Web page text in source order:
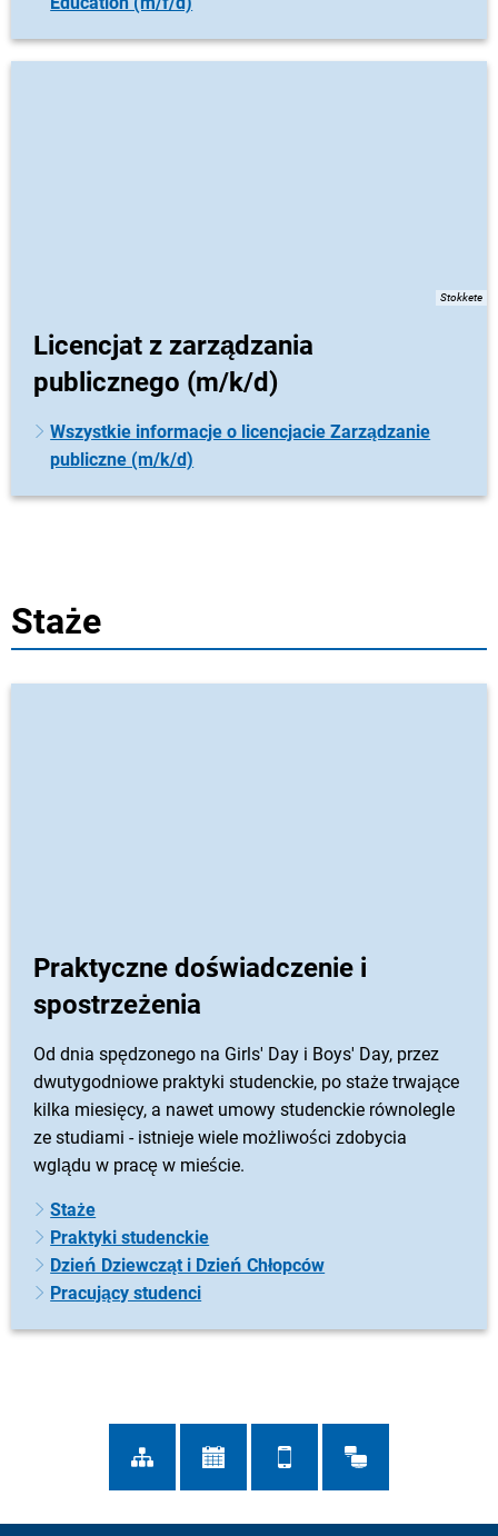
Stokkete
Licencjat z zarządzania
publicznego (m/k/d)
Wszystkie informacje o licencjacie Zarządzanie
publiczne (m/k/d)
Staże
Praktyczne doświadczenie i
spostrzeżenia
Od dnia spędzonego na Girls' Day i Boys' Day, przez
dwutygodniowe praktyki studenckie, po staże trwające
kilka miesięcy, a nawet umowy studenckie równolegle
ze studiami - istnieje wiele możliwości zdobycia
wglądu w pracę w mieście.
Staże
Praktyki studenckie
Dzień Dziewcząt i Dzień Chłopców
Pracujący studenci